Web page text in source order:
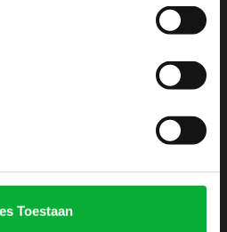
Toestaan
Policy